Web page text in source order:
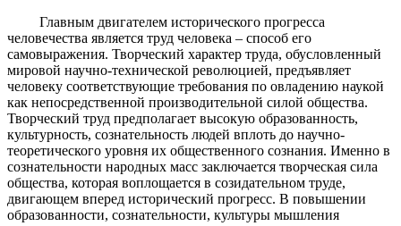
Главным двигателем исторического прогресса
человечества является труд человека – способ его
самовыражения. Творческий характер труда, обусловленный
мировой научно-технической революцией, предъявляет
человеку соответствующие требования по овладению наукой
как непосредственной производительной силой общества.
Творческий труд предполагает высокую образованность,
культурность, сознательность людей вплоть до научно-
теоретического уровня их общественного сознания. Именно в
сознательности народных масс заключается творческая сила
общества, которая воплощается в созидательном труде,
двигающем вперед исторический прогресс. В повышении
образованности, сознательности, культуры мышления